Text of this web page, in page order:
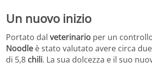
Un nuovo inizio
Portato dal veterinario per un
Noodle è stato valutato avere circa due
di 5,8 chili. La sua dolcezza e il suo